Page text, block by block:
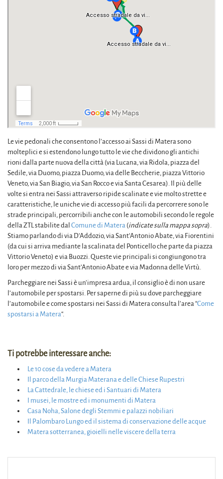
Le vie pedonali che consentono l’accesso ai Sassi di Matera sono
molteplici e si estendono lungo tutto le vie che dividono gli antichi
rioni dalla parte nuova della città (via Lucana, via Ridola, piazza del
Sedile, via Duomo, piazza Duomo, via delle Beccherie, piazza Vittorio
Veneto, via San Biagio, via San Rocco e via Santa Cesarea). Il più delle
volte si entra nei Sassi attraverso ripide scalinate e vie molto strette e
caratteristiche, le uniche vie di accesso più facili da percorrere sono le
strade principali, percorribili anche con le automobili secondo le regole
della ZTL stabilite dal Comune di Matera (indicate sulla mappa sopra).
Stiamo parlando di via D’Addozio, via Sant’Antonio Abate, via Fiorentini
(da cui si arriva mediante la scalinata del Ponticello che parte da piazza
Vittorio Veneto) e via Buozzi. Queste vie principali si congiungono tra
loro per mezzo di via Sant’Antonio Abate e via Madonna delle Virtù.
Parcheggiare nei Sassi è un’impresa ardua, il consiglio è di non usare
l’automobile per spostarsi. Per saperne di più su dove parcheggiare
l’automobile e come spostarsi nei Sassi di Matera consulta l’area “Come
spostarsi a Matera“.
Ti potrebbe interessare anche:
Le 10 cose da vedere a Matera
Il parco della Murgia Materana e delle Chiese Rupestri
La Cattedrale, le chiese ed i Santuari di Matera
I musei, le mostre ed i monumenti di Matera
Casa Noha, Salone degli Stemmi e palazzi nobiliari
Il Palombaro Lungo ed il sistema di conservazione delle acque
Matera sotterranea, gioielli nelle viscere della terra